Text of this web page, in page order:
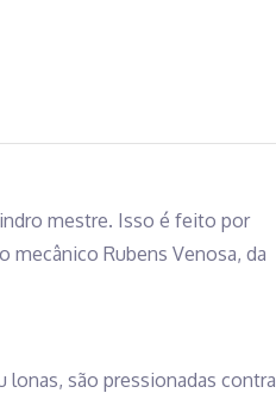
mestre. Isso é feito por
Rubens Venosa, da
lonas, são pressionadas contra